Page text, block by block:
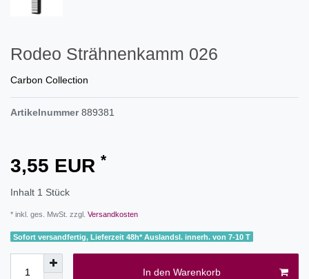
Rodeo Strähnenkamm 026
Carbon Collection
Artikelnummer889381
3,55 EUR *
Inhalt 1 Stück
* inkl. ges. MwSt. zzgl. Versandkosten
Sofort versandfertig, Lieferzeit 48h* Auslandsl. innerh. von 7-10 T
In den Warenkorb